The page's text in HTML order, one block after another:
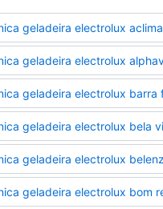
geladeira electrolux
geladeira electrolux
geladeira electrolux barra
geladeira electrolux bela
geladeira electrolux
geladeira electrolux bom